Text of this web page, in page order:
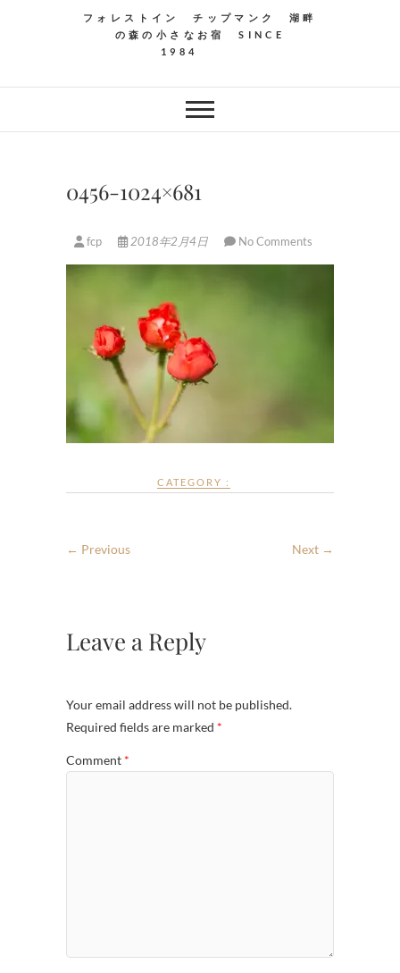
フォレストイン チップマンク 湖畔
の森の小さなお宿 SINCE
1984
0456-1024×681
fcp 2018年2月4日 No Comments
CATEGORY :
← Previous Next →
Leave a Reply
Your email address will not be published.
Required fields are marked *
Comment *